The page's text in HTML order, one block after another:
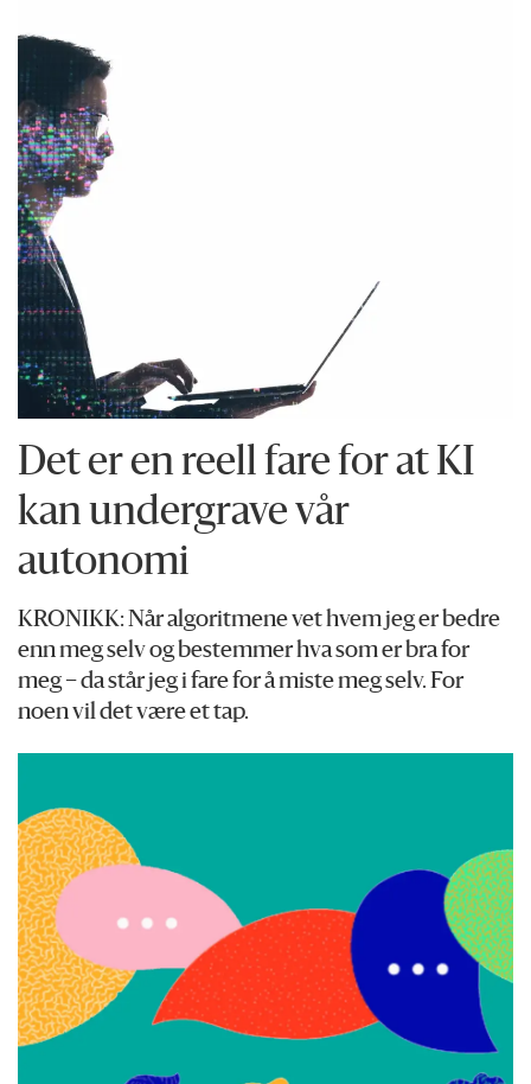
Det er en reell fare for at KI
kan undergrave vår
autonomi
KRONIKK: Når algoritmene vet hvem jeg er bedre
enn meg selv og bestemmer hva som er bra for
meg – da står jeg i fare for å miste meg selv. For
noen vil det være et tap.